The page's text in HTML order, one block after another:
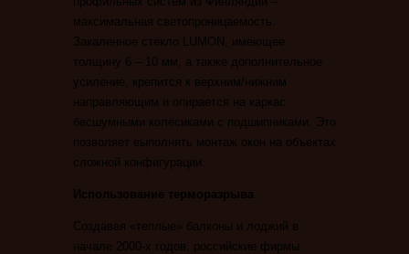
максимальная светопроницаемость.
Закаленное стекло LUMON, имеющее
толщину 6 – 10 мм, а также дополнительное
усиление, крепится к верхним/нижним
направляющим и опирается на каркас
бесшумными колесиками с подшипниками. Это
позволяет выполнять монтаж окон на объектах
сложной конфигурации.
Использование терморазрыва
Создавая «теплые» балконы и лоджий в
начале 2000-х годов, российские фирмы